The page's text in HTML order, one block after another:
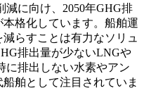
減に向け、2050年GHG排
格化しています。船舶運
らすことは有力なソリュ
排出量が少ないLNGや
に排出しない水素やアン
舶として注目されていま